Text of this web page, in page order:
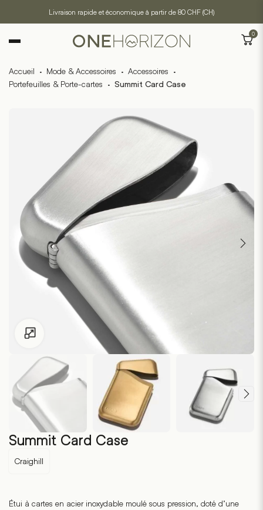
Livraison rapide et économique à partir de 80 CHF (CH)
0
Accueil · Mode & Accessoires · Accessoires ·
Portefeuilles & Porte-cartes · Summit Card Case
Pour les enfants de moins de 18 ans, cliquez sur le lien suivant
Summit Card Case
Craighill
Étui à cartes en acier inoxydable moulé sous pression, doté d’une